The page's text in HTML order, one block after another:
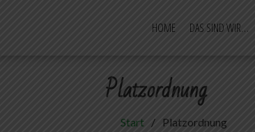
HOME DAS SIND WIR…
Platzordnung
Start Platzordnung